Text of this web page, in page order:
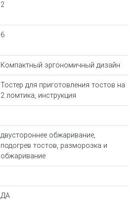
2
6
Компактный эргономичный дизайн
Тостер для приготовления тостов на
2 ломтика, инструкция
двустороннее обжаривание,
подогрев тостов, разморозка и
обжаривание
ДА